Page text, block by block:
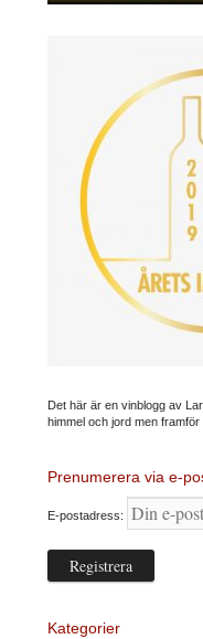
Det här är en vinblogg av
himmel och jord men framför
Prenumerera via e-
E-postadress:
Kategorier